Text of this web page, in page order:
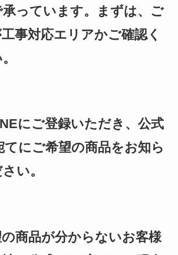
承っています。まずは、ご
事対応エリアかご確認く
にご登録いただき、公式
てにご希望の商品をお知ら
い。
商品が分からないお客様